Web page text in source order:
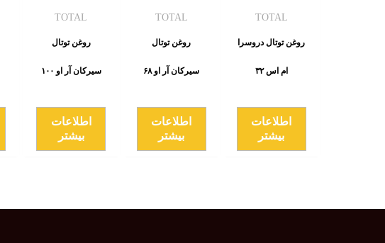
TOTAL
روغن توتال دروسرا
ام اس ۳۲
اطلاعات
بیشتر
TOTAL
روغن توتال
سیرکان آر او ۶۸
اطلاعات
بیشتر
TOTAL
روغن توتال
سیرکان آر او ۱۰۰
اطلاعات
بیشتر